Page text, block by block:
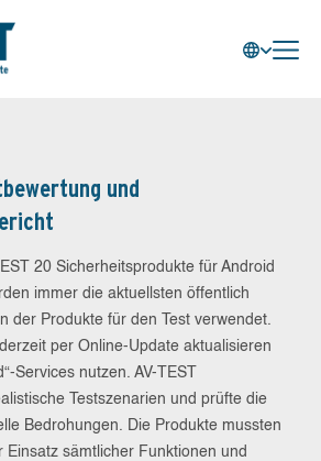
und
20 Sicherheitsprodukte für Android
immer die aktuellsten öffentlich
der Produkte für den Test verwendet.
per Online-Update aktualisieren
Services nutzen. AV-TEST
Testszenarien und prüfte die
Bedrohungen. Die Produkte mussten
Einsatz sämtlicher Funktionen und